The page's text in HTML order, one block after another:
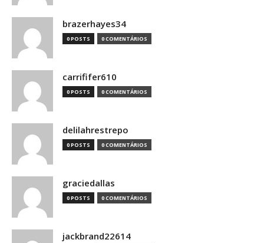
brazerhayes34
0 POSTS 0 COMENTÁRIOS
carrififer610
0 POSTS 0 COMENTÁRIOS
delilahrestrepo
0 POSTS 0 COMENTÁRIOS
graciedallas
0 POSTS 0 COMENTÁRIOS
jackbrand22614